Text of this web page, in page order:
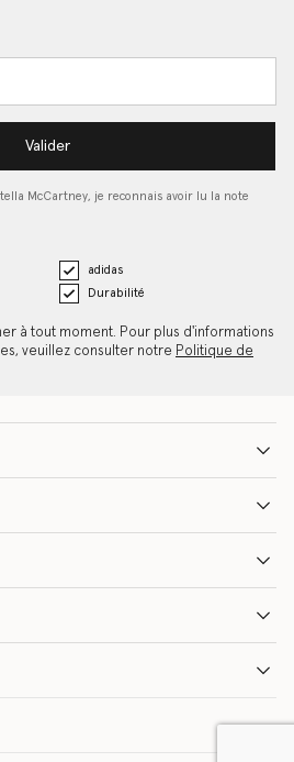
Valider
McCartney, je reconnais avoir lu la note
adidas
Durabilité
à tout moment. Pour plus d'informations
veuillez consulter notre Politique de